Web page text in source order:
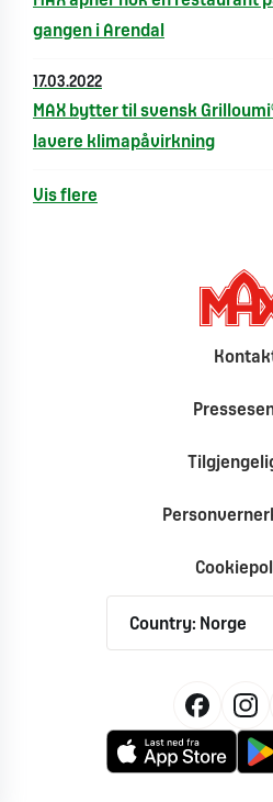
gangen i Arendal
17.03.2022
MAX bytter til svensk
lavere klimapåvirkning
Vis flere
Country: Norge